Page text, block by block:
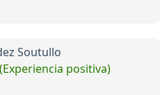
Soutullo
positiva)